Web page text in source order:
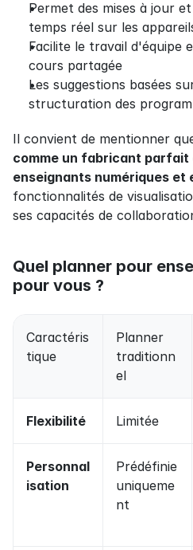
Permet des mises à jour
temps réel sur les
Facilite le travail d'équipe
cours partagée
Les suggestions basées
structuration des
Il convient de mentionner
comme un fabricant parfait
enseignants numériques et
fonctionnalités de
ses capacités de
Quel planner pour
pour vous ?
Caractéris
tique
Planner
traditionn
el
Flexibilité Limitée
Personnal
isation
Prédéfinie
uniqueme
nt